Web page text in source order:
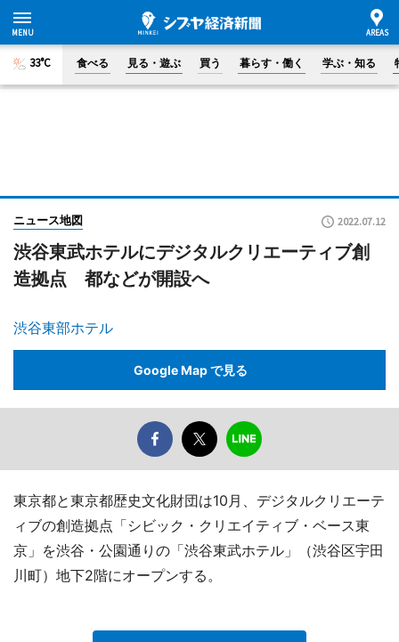
33°C 食べる 見る・遊ぶ 買う 暮らす・働く 学ぶ・知る
ニュース地図 2022.07.12
渋谷東武ホテルにデジタルクリエーティブ創
造拠点 都などが開設へ
渋谷東部ホテル
Google Map で見る
東京都と東京都歴史文化財団は10月、デジタルクリエーテ
ィブの創造拠点「シビック・クリエイティブ・ベース東
京」を渋谷・公園通りの「渋谷東武ホテル」（渋谷区宇田
川町）地下2階にオープンする。